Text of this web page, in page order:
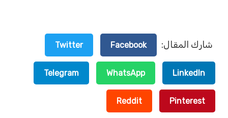
شارك المقال: Facebook
Twitter
LinkedIn
WhatsApp
Telegram
Pinterest
Reddit